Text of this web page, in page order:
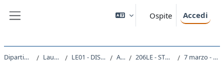
Ospite Accedi
Dipartimento di Studi Umanistici Laurea triennale (DM270) LE01 - DISCIPLINE STORICHE E FILOSOFICHE A.A. 2021 - 2022 206LE - STORIA DELLE DONNE E DI GENERE 2021 7 marzo - Storia delle donne e storia di genere